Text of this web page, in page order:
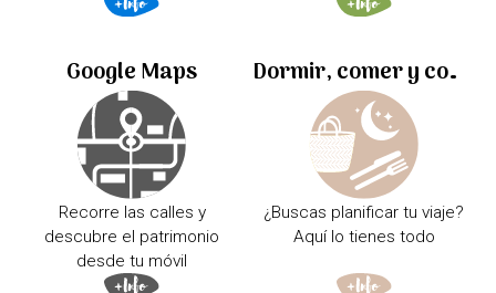
Google Maps
Recorre las calles y
descubre el patrimonio
desde tu móvil
Dormir, comer y comprar
¿Buscas planificar tu viaje?
Aquí lo tienes todo